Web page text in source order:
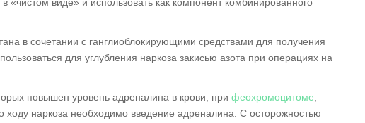
в сочетании с ганглиоблокирующими средствами для получения
для углубления наркоза закисью азота при операциях на
повышен уровень адреналина в крови, при феохромоцитоме
ходу наркоза необходимо введение адреналина. С осторожностью